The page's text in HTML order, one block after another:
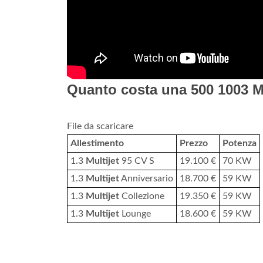
Quanto costa una 500 1003
File da scaricare
Allestimento
Prezzo
Potenza
1.3 Multijet 95 CV S 19.100 €
70 KW
1.3 MultijetAnniversario 18.700 €
59 KW
1.3 Multijet Collezione 19.350 €
59 KW
1.3 Multijet Lounge 18.600 € 59 KW